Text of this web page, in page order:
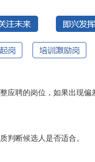
应聘的岗位，如果出现
判断候选人是否适合。